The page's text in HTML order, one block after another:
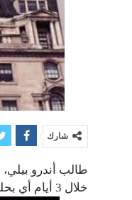
شارك
طالب أندرو بيلي،
خلال 3 أيام أي بحلول يوم الجمعة المقبل، بالتزامن مع إنهاء البنك برنامج الدعم الطارئ لسوق السندات.